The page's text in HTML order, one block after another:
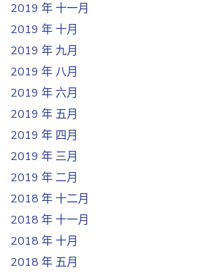
2019 年 十一月
2019 年 十月
2019 年 九月
2019 年 八月
2019 年 六月
2019 年 五月
2019 年 四月
2019 年 三月
2019 年 二月
2018 年 十二月
2018 年 十一月
2018 年 十月
2018 年 五月